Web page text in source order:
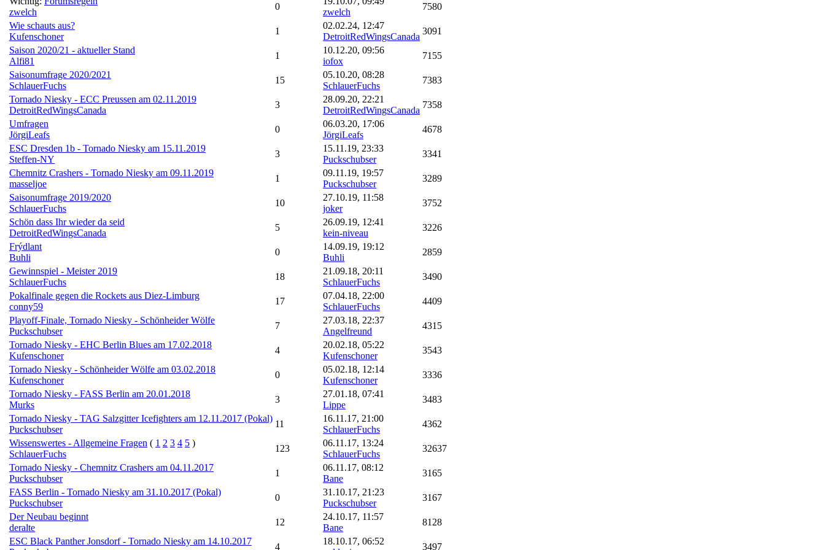
zwelch
0
zwelch
7580
Wie schauts aus?
Kufenschoner
1
02.02.24, 12:47
DetroitRedWingsCanada
3091
Saison 2020/21 - aktueller Stand
Alfi81
1
10.12.20, 09:56
iofox
7155
Saisonumfrage 2020/2021
SchlauerFuchs
15
05.10.20, 08:28
SchlauerFuchs
7383
Tornado Niesky - ECC Preussen am 02.11.2019
DetroitRedWingsCanada
3
28.09.20, 22:21
DetroitRedWingsCanada
7358
Umfragen
JörgiLeafs
0
06.03.20, 17:06
JörgiLeafs
4678
ESC Dresden 1b - Tornado Niesky am 15.11.2019
Steffen-NY
3
15.11.19, 23:33
Puckschubser
3341
Chemnitz Crashers - Tornado Niesky am 09.11.2019
masseljoe
1
09.11.19, 19:57
Puckschubser
3289
Saisonumfrage 2019/2020
SchlauerFuchs
10
27.10.19, 11:58
joker
3752
Schön dass Ihr wieder da seid
DetroitRedWingsCanada
5
26.09.19, 12:41
kein-niveau
3226
Frýdlant
Buhli
0
14.09.19, 19:12
Buhli
2859
Gewinnspiel - Meister 2019
SchlauerFuchs
18
21.09.18, 20:11
SchlauerFuchs
3490
Pokalfinale gegen die Rockets aus Diez-Limburg
conny59
17
07.04.18, 22:00
SchlauerFuchs
4409
Playoff-Finale, Tornado Niesky - Schönheider Wölfe
Puckschubser
7
27.03.18, 22:37
Angelfreund
4315
Tornado Niesky - EHC Berlin Blues am 17.02.2018
Kufenschoner
4
20.02.18, 05:22
Kufenschoner
3543
Tornado Niesky - Schönheider Wölfe am 03.02.2018
Kufenschoner
0
05.02.18, 12:14
Kufenschoner
3336
Tornado Niesky - FASS Berlin am 20.01.2018
Murks
3
27.01.18, 07:41
Lippe
3483
Tornado Niesky - TAG Salzgitter Icefighters am 12.11.2017 (Pokal)
Puckschubser
11
16.11.17, 21:00
SchlauerFuchs
4362
Wissenswertes - Allgemeine Fragen ( 1 2 3 4 5 )
SchlauerFuchs
123
06.11.17, 13:24
SchlauerFuchs
32637
Tornado Niesky - Chemnitz Crashers am 04.11.2017
Puckschubser
1
06.11.17, 08:12
Bane
3165
FASS Berlin - Tornado Niesky am 31.10.2017 (Pokal)
Puckschubser
0
31.10.17, 21:23
Puckschubser
3167
Der Neubau beginnt
deralte
12
24.10.17, 11:57
Bane
8128
ESC Black Panther Jonsdorf - Tornado Niesky am 14.10.2017
4
18.10.17, 06:52
3497